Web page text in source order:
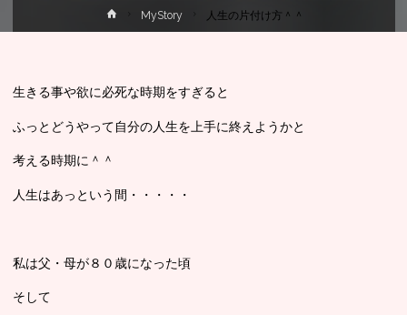
ー
MyStory 人生の片付け方＾＾
生きる事や欲に必死な時期をすぎると
ふっとどうやって自分の人生を上手に終えようかと
考える時期に＾＾
人生はあっという間・・・・・
私は父・母が８０歳になった頃
そして